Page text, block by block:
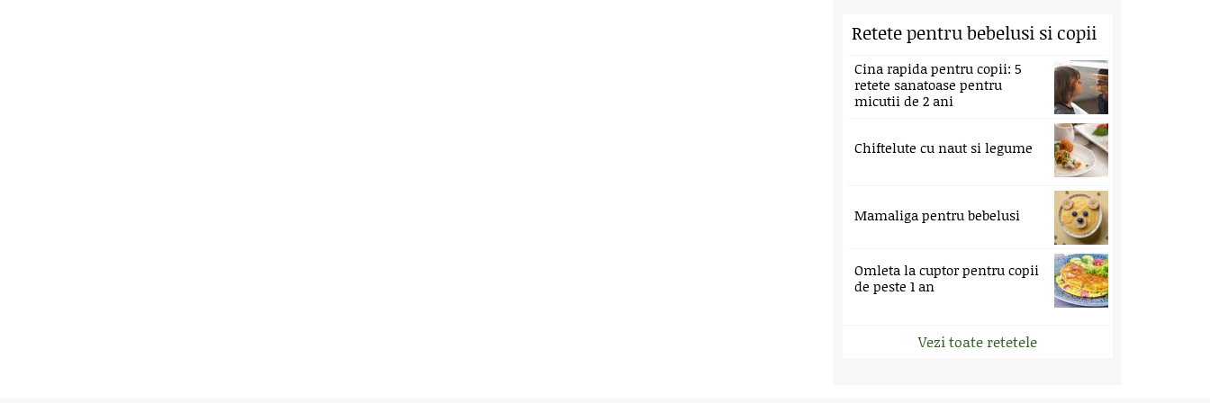
Retete pentru bebelusi si copii
Cina rapida pentru copii: 5
retete sanatoase pentru
micutii de 2 ani
Chiftelute cu naut si legume
Mamaliga pentru bebelusi
Omleta la cuptor pentru copii
de peste 1 an
Vezi toate retetele